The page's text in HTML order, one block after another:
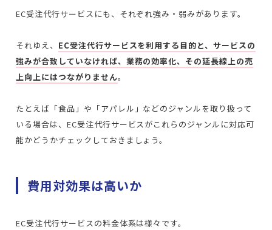
EC受注代行サービスにも、それぞれ強み・弱みがあります。
それゆえ、 EC受注代行サービスを利用する目的と、サービスの
強みが合致していなければ、業務の効率化、その延長線上の売
上向上にはつながりません。
たとえば「食品」や「アパレル」などのジャンルを取り扱って
いる場合は、EC受注代行サービスがこれらのジャンルに対応可
能かどうかチェックしておきましょう。
費用対効果は高いか
EC受注代行サービスの料金体系は様々です。